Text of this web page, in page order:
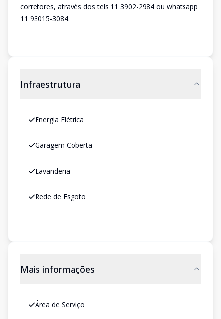
corretores, através dos tels 11 3902-2984 ou whatsapp
11 93015-3084.
Infraestrutura
Energia Elétrica
Garagem Coberta
Lavanderia
Rede de Esgoto
Mais informações
Área de Serviço